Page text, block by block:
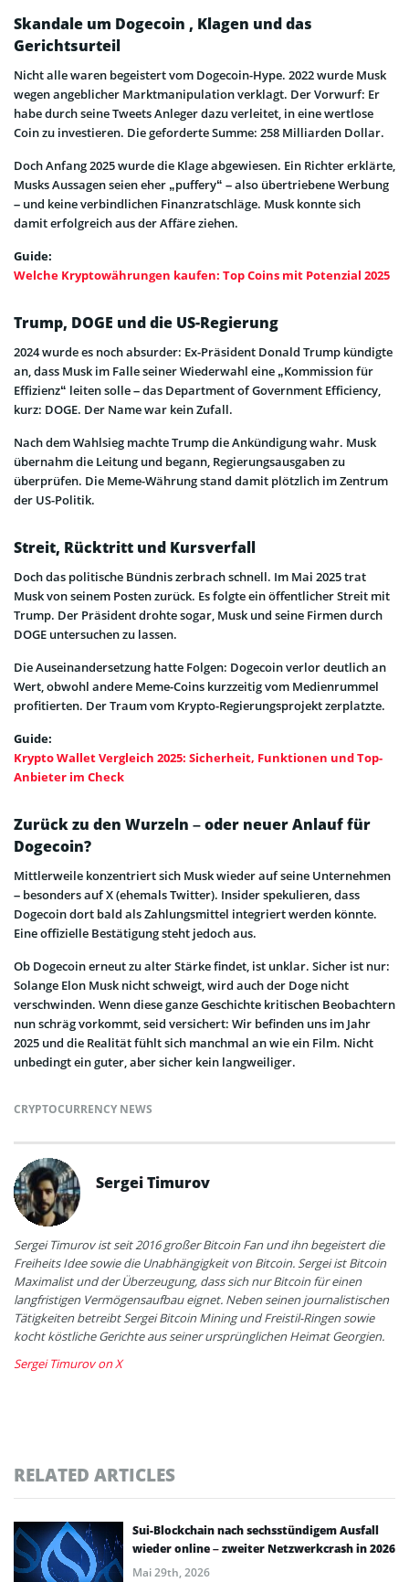
Skandale um Dogecoin , Klagen und das
Gerichtsurteil
Nicht alle waren begeistert vom Dogecoin-Hype. 2022 wurde Musk
wegen angeblicher Marktmanipulation verklagt. Der Vorwurf: Er
habe durch seine Tweets Anleger dazu verleitet, in eine wertlose
Coin zu investieren. Die geforderte Summe: 258 Milliarden Dollar.
Doch Anfang 2025 wurde die Klage abgewiesen. Ein Richter erklärte,
Musks Aussagen seien eher „puffery“ – also übertriebene Werbung
– und keine verbindlichen Finanzratschläge. Musk konnte sich
damit erfolgreich aus der Affäre ziehen.
Guide:
Welche Kryptowährungen kaufen: Top Coins mit Potenzial 2025
Trump, DOGE und die US-Regierung
2024 wurde es noch absurder: Ex-Präsident Donald Trump kündigte
an, dass Musk im Falle seiner Wiederwahl eine „Kommission für
Effizienz“ leiten solle – das Department of Government Efficiency,
kurz: DOGE. Der Name war kein Zufall.
Nach dem Wahlsieg machte Trump die Ankündigung wahr. Musk
übernahm die Leitung und begann, Regierungsausgaben zu
überprüfen. Die Meme-Währung stand damit plötzlich im Zentrum
der US-Politik.
Streit, Rücktritt und Kursverfall
Doch das politische Bündnis zerbrach schnell. Im Mai 2025 trat
Musk von seinem Posten zurück. Es folgte ein öffentlicher Streit mit
Trump. Der Präsident drohte sogar, Musk und seine Firmen durch
DOGE untersuchen zu lassen.
Die Auseinandersetzung hatte Folgen: Dogecoin verlor deutlich an
Wert, obwohl andere Meme-Coins kurzzeitig vom Medienrummel
profitierten. Der Traum vom Krypto-Regierungsprojekt zerplatzte.
Guide:
Krypto Wallet Vergleich 2025: Sicherheit, Funktionen und Top-
Anbieter im Check
Zurück zu den Wurzeln – oder neuer Anlauf für
Dogecoin?
Mittlerweile konzentriert sich Musk wieder auf seine Unternehmen
– besonders auf X (ehemals Twitter). Insider spekulieren, dass
Dogecoin dort bald als Zahlungsmittel integriert werden könnte.
Eine offizielle Bestätigung steht jedoch aus.
Ob Dogecoin erneut zu alter Stärke findet, ist unklar. Sicher ist nur:
Solange Elon Musk nicht schweigt, wird auch der Doge nicht
verschwinden. Wenn diese ganze Geschichte kritischen Beobachtern
nun schräg vorkommt, seid versichert: Wir befinden uns im Jahr
2025 und die Realität fühlt sich manchmal an wie ein Film. Nicht
unbedingt ein guter, aber sicher kein langweiliger.
CRYPTOCURRENCY NEWS
Sergei Timurov
Sergei Timurov ist seit 2016 großer Bitcoin Fan und ihn begeistert die
Freiheits Idee sowie die Unabhängigkeit von Bitcoin. Sergei ist Bitcoin
Maximalist und der Überzeugung, dass sich nur Bitcoin für einen
langfristigen Vermögensaufbau eignet. Neben seinen journalistischen
Tätigkeiten betreibt Sergei Bitcoin Mining und Freistil-Ringen sowie
kocht köstliche Gerichte aus seiner ursprünglichen Heimat Georgien.
Sergei Timurov on X
RELATED ARTICLES
Sui-Blockchain nach sechsstündigem Ausfall
wieder online – zweiter Netzwerkcrash in 2026
Mai 29th, 2026